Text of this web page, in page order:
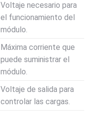
Voltaje necesario para
el funcionamiento del
módulo.
Máxima corriente que
puede suministrar el
módulo.
Voltaje de salida para
controlar las cargas.